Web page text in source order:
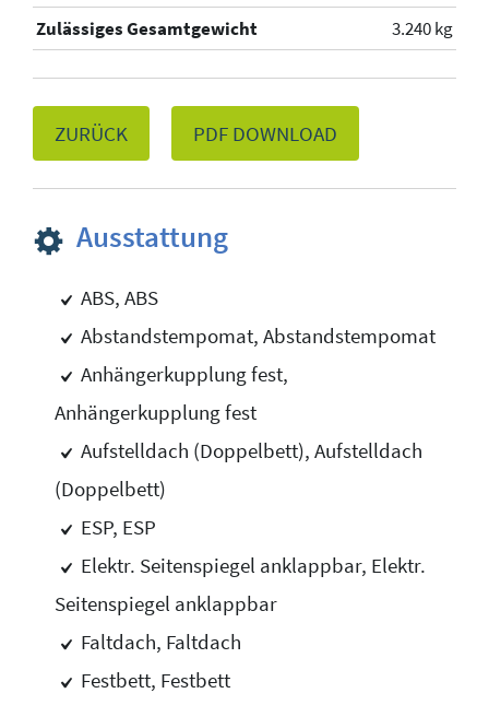
Zulässiges Gesamtgewicht
3.240 kg
ZURÜCK PDF DOWNLOAD
Ausstattung
ABS, ABS
Abstandstempomat, Abstandstempomat
Anhängerkupplung fest,
Anhängerkupplung fest
Aufstelldach (Doppelbett), Aufstelldach
(Doppelbett)
ESP, ESP
Elektr. Seitenspiegel anklappbar, Elektr.
Seitenspiegel anklappbar
Faltdach, Faltdach
Festbett, Festbett